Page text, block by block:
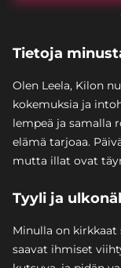
Tietoja
Olen Leela, Kilon
kokemuksia ja
lempeä ja samalla
elämä tarjoaa.
mutta illat ovat
Tyyli ja
Minulla on
saavat ihmiset